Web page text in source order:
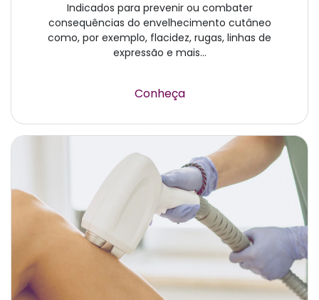
Indicados para prevenir ou combater
consequências do envelhecimento cutâneo
como, por exemplo, flacidez, rugas, linhas de
expressão e mais...
Conheça